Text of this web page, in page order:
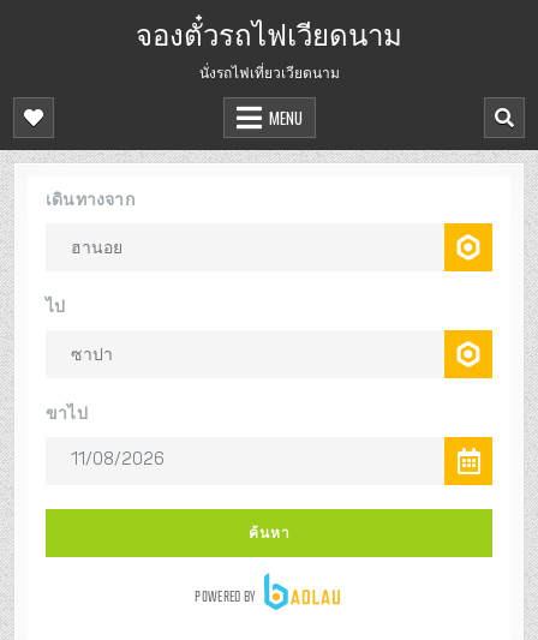
จองตั๋วรถไฟเวียดนาม
นั่งรถไฟเที่ยวเวียดนาม
MENU